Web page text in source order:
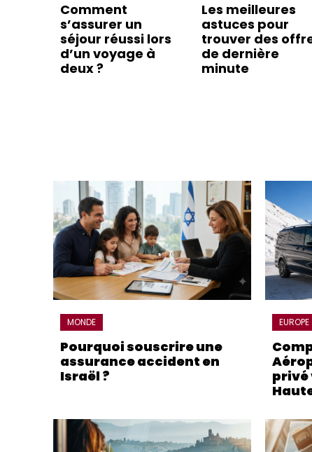
Comment
s’assurer un
séjour réussi lors
d’un voyage à
deux ?
Les meilleures
astuces pour
trouver des
de dernière
minute
MONDE
Pourquoi souscrire une
assurance accident en
Israël ?
EUROPE
privé